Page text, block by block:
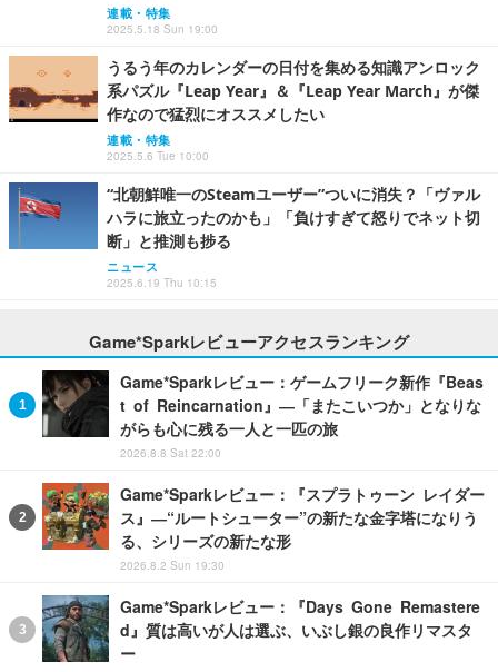
連載・特集
2025.5.18 Sun 19:00
うるう年のカレンダーの日付を集める知識アンロック
系パズル『Leap Year』＆『Leap Year March』が傑
作なので猛烈にオススメしたい
連載・特集
2025.5.6 Tue 10:00
“北朝鮮唯一のSteamユーザー”ついに消失？「ヴァル
ハラに旅立ったのかも」「負けすぎて怒りでネット切
断」と推測も捗る
ニュース
2025.6.19 Thu 10:15
Game*Sparkレビューアクセスランキング
Game*Sparkレビュー：ゲームフリーク新作『Beas
t of Reincarnation』―「またこいつか」となりな
がらも心に残る一人と一匹の旅
2026.8.8 Sat 22:00
Game*Sparkレビュー：『スプラトゥーン レイダー
ス』―“ルートシューター”の新たな金字塔になりう
る、シリーズの新たな形
2026.8.2 Sun 19:30
Game*Sparkレビュー：『Days Gone Remastere
d』質は高いが人は選ぶ、いぶし銀の良作リマスタ
ー